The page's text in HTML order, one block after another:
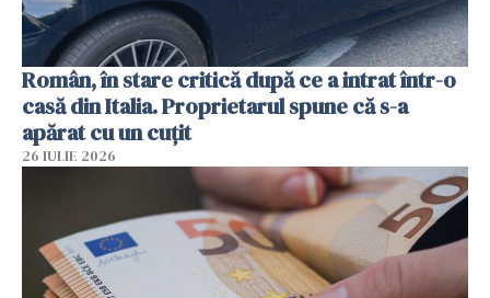
Român, în stare critică după ce a intrat într-o
casă din Italia. Proprietarul spune că s-a
apărat cu un cuțit
26 IULIE 2026